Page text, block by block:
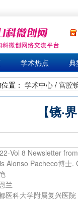
学术热点 典
置： 学术中心 / 宫腔
【镜·
Vol 8 Newsletter
Alonso Pacheco博士
兰
医科大学附属复兴医